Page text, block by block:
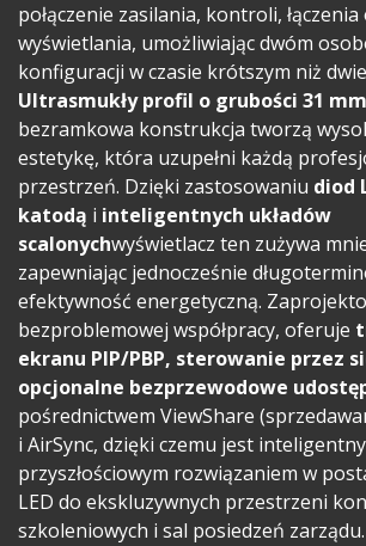
połączenie zasilania, kontroli,
wyświetlania, umożliwiając dwóm
konfiguracji w czasie krótszym niż
Ultrasmukły profil o grubości 31 mm
bezramkowa konstrukcja tworzą
estetykę, która uzupełni każdą
przestrzeń. Dzięki zastosowaniu diod
katodą i inteligentnych układów
scalonychwyświetlacz ten zużywa
zapewniając jednocześnie
efektywność energetyczną.
bezproblemowej współpracy, oferuje
ekranu PIP/PBP, sterowanie przez
opcjonalne bezprzewodowe
pośrednictwem ViewShare
i AirSync, dzięki czemu jest
przyszłościowym rozwiązaniem w
LED do ekskluzywnych przestrzeni
szkoleniowych i sal posiedzeń zarządu.